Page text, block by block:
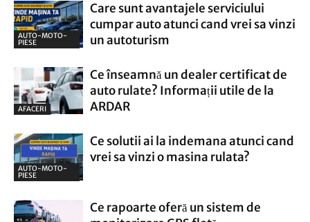
AUTO-MOTO-
PIESE
Care sunt avantajele serviciului
cumpar auto atunci cand vrei sa vinzi
un autoturism
AFACERI
Ce înseamnă un dealer certificat de
auto rulate? Informații utile de la
ARDAR
AUTO-MOTO-
PIESE
Ce solutii ai la indemana atunci cand
vrei sa vinzi o masina rulata?
Ce rapoarte oferă un sistem de